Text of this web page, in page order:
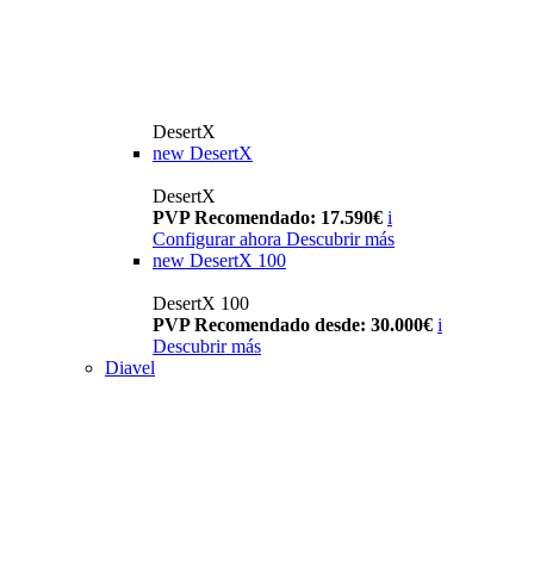
DesertX
new DesertX
DesertX
PVP Recomendado: 17.590€ i
Configurar ahora Descubrir más
new DesertX 100
DesertX 100
PVP Recomendado desde: 30.000€ i
Descubrir más
Diavel